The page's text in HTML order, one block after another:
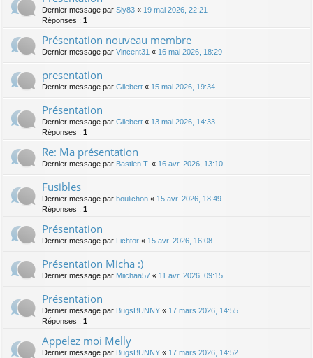
Dernier message par Sly83 « 19 mai 2026, 22:21
Réponses : 1
Présentation nouveau membre
Dernier message par Vincent31 « 16 mai 2026, 18:29
presentation
Dernier message par Gilebert « 15 mai 2026, 19:34
Présentation
Dernier message par Gilebert « 13 mai 2026, 14:33
Réponses : 1
Re: Ma présentation
Dernier message par Bastien T. « 16 avr. 2026, 13:10
Fusibles
Dernier message par boulichon « 15 avr. 2026, 18:49
Réponses : 1
Présentation
Dernier message par Lichtor « 15 avr. 2026, 16:08
Présentation Micha :)
Dernier message par Miichaa57 « 11 avr. 2026, 09:15
Présentation
Dernier message par BugsBUNNY « 17 mars 2026, 14:55
Réponses : 1
Appelez moi Melly
Dernier message par BugsBUNNY « 17 mars 2026, 14:52